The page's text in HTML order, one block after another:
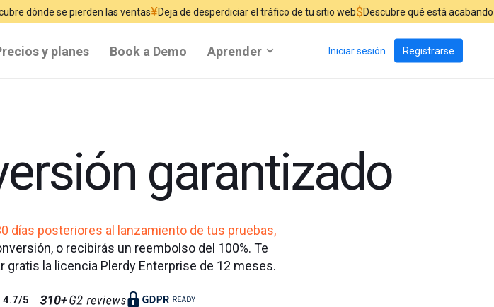
pierden las ventas¥Deja de desperdiciar el tráfico de tu sitio web$Descubre qué está acabando con tus
y planes Book a Demo Aprender Iniciar sesión Registrarse
garantizado
días posteriores al lanzamiento de tus pruebas,
o recibirás un reembolso del 100%. Te
gratis la licencia Plerdy Enterprise de 12 meses.
4.7/5